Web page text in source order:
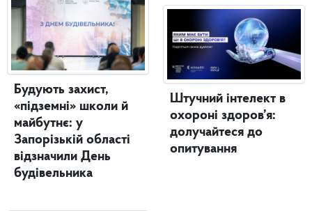
Будують захист,
«підземні» школи й
майбутнє: у
Запорізькій області
відзначили День
будівельника
Штучний інтелект в
охороні здоров’я:
долучайтеся до
опитування